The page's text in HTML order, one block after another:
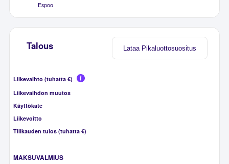
Espoo
Lataa Pikaluottosuositus
Talous
Liikevaihto (tuhatta €)
Liikevaihdon muutos
Käyttökate
Liikevoitto
Tilikauden tulos (tuhatta €)
MAKSUVALMIUS